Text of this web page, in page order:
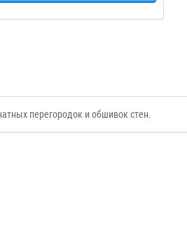
перегородок и обшивок стен.